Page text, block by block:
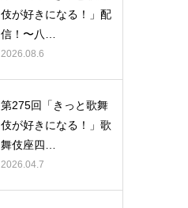
伎が好きになる！」配
信！〜八…
2026.08.6
第275回「きっと歌舞
伎が好きになる！」歌
舞伎座四…
2026.04.7